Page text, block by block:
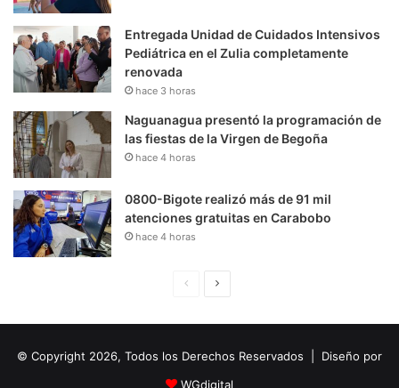
Entregada Unidad de Cuidados Intensivos
Pediátrica en el Zulia completamente
renovada
hace 3 horas
Naguanagua presentó la programación de
las fiestas de la Virgen de Begoña
hace 4 horas
0800-Bigote realizó más de 91 mil
atenciones gratuitas en Carabobo
hace 4 horas
i
n
u
i
© Copyright 2026, Todos los Derechos Reservados | Diseño por
WGdigital